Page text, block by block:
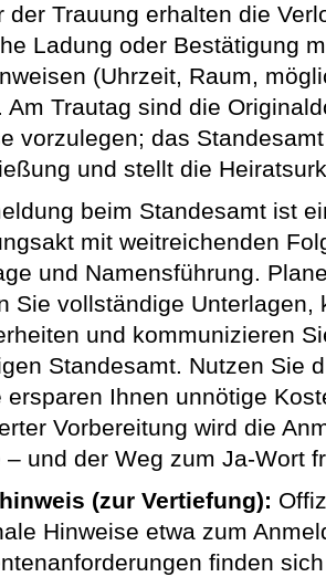
der Trauung erhalten die
Ladung oder Bestätigung
(Uhrzeit, Raum,
Am Trautag sind die
vorzulegen; das
und stellt die
beim Standesamt ist
mit weitreichenden
und Namensführung.
Sie vollständige Unterlagen,
und kommunizieren
Standesamt. Nutzen Sie
ersparen Ihnen unnötige
Vorbereitung wird die
– und der Weg zum Ja-Wort
(zur Vertiefung):
Hinweise etwa zum
finden